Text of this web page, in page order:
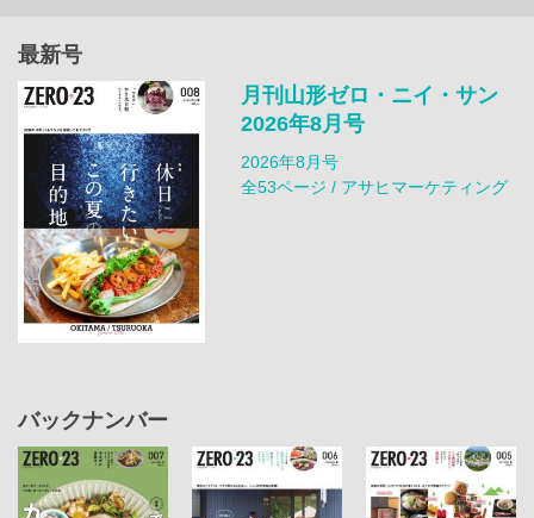
最新号
月刊山形ゼロ・ニイ・サン
2026年8月号
2026年8月号
全53ページ / アサヒマーケティング
バックナンバー